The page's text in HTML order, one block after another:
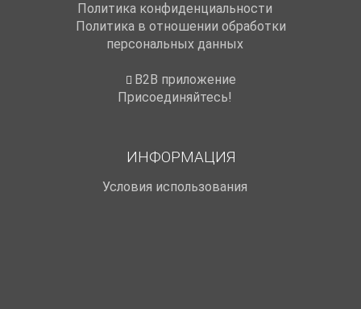
Политика конфиденциальности
Политика в отношении обработки
персональных данных
B2B приложение
Присоединяйтесь!
ИНФОРМАЦИЯ
Условия использования